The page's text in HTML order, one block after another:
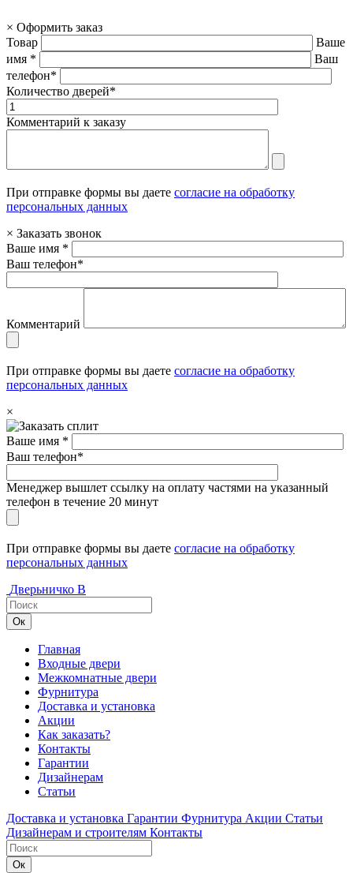
× Оформить заказ
Товар
Ваше
имя *
Ваш
телефон*
Количество дверей*
Комментарий к заказу
При отправке формы вы даете согласие на обработку
персональных данных
× Заказать звонок
Ваше имя *
Ваш телефон*
Комментарий
При отправке формы вы даете согласие на обработку
персональных данных
×
Ваше имя *
Ваш телефон*
Менеджер вышлет ссылку на оплату частями на указанный
телефон в течение 20 минут
При отправке формы вы даете согласие на обработку
персональных данных
Дверьничко В
Главная
Входные двери
Межкомнатные двери
Фурнитура
Доставка и установка
Акции
Как заказать?
Контакты
Гарантии
Дизайнерам
Статьи
Доставка и установка Гарантии Фурнитура Акции Статьи
Дизайнерам и строителям Контакты